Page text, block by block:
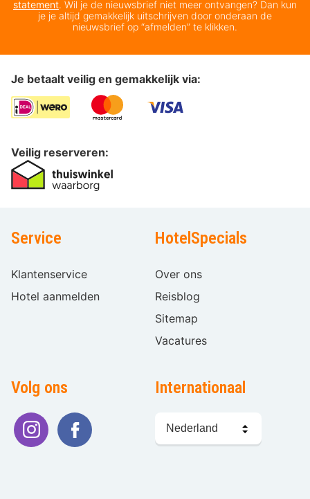
statement. Wil je de nieuwsbrief niet meer ontvangen? Dan kun
je je altijd gemakkelijk uitschrijven door onderaan de
nieuwsbrief op “afmelden” te klikken.
Je betaalt veilig en gemakkelijk via:
Veilig reserveren:
Service
Klantenservice
Hotel aanmelden
HotelSpecials
Over ons
Reisblog
Sitemap
Vacatures
Volg ons Internationaal
kiezen